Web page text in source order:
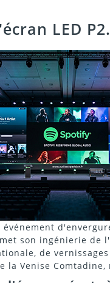
LED
événement
son ingénierie de
de
la Venise